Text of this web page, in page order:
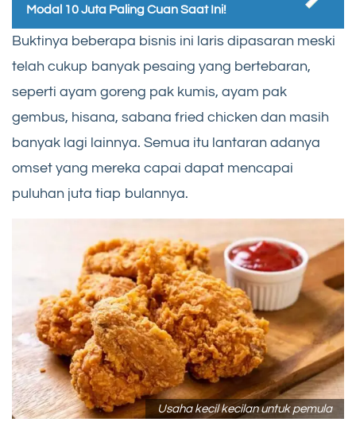
Modal 10 Juta Paling Cuan Saat Ini!
Buktinya beberapa bisnis ini laris dipasaran meski
telah cukup banyak pesaing yang bertebaran,
seperti ayam goreng pak kumis, ayam pak
gembus, hisana, sabana fried chicken dan masih
banyak lagi lainnya. Semua itu lantaran adanya
omset yang mereka capai dapat mencapai
puluhan juta tiap bulannya.
Usaha kecil kecilan untuk pemula